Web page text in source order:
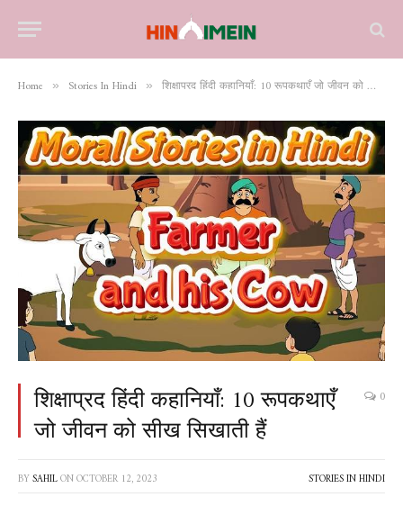
Home » Stories In Hindi » शिक्षाप्रद हिंदी कहानियाँ: 10 रूपकथाएँ जो जीवन को सीख सिखाती हैं
शिक्षाप्रद हिंदी कहानियाँ: 10 रूपकथाएँ
जो जीवन को सीख सिखाती हैं
0
BYSAHILONOCTOBER 12, 2023 STORIES IN HINDI